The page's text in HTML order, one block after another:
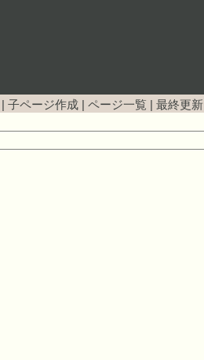
子ページ作成 ページ一覧 最終更新